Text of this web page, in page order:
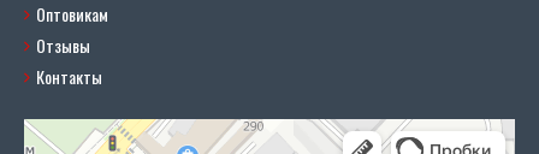
Оптовикам
Отзывы
Контакты